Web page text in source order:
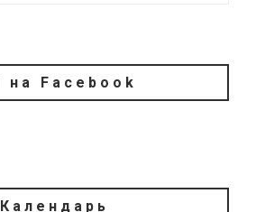
на Facebook
Календарь